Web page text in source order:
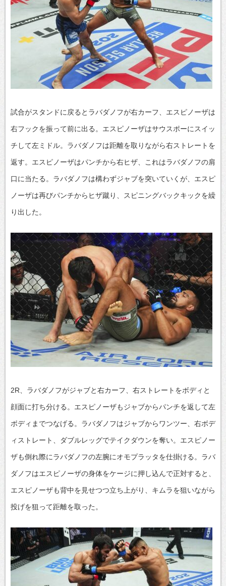
試合がスタンドに戻るとラバダノフが右カーフ、エスピノーザは
右フックを振って前に出る。エスピノーザはサウスポーにスイッ
チして左ミドル。ラバダノフは距離を取りながら右ストレートを
返す。エスピノーザはパンチから右ヒザ、これはラバダノフの肩
口に当たる。ラバダノフは構わずジャブを突いていくが、エスピ
ノーザは再びパンチからヒザ蹴り、スピニングバックキックを繰
り出した。
2R、ラバダノフがジャブと右カーフ、右ストレートをボディと
顔面に打ち分ける。エスピノーザもジャブからパンチを返して左
ボディまでつなげる。ラバダノフはジャブからワンツー、右ボデ
ィストレート、ダブルレッグでテイクダウンを奪い。エスピノー
ザも倒れ際にラバダノフの左腕にオモプラッタを仕掛ける。ラバ
ダノフはエスピノーザの身体をケージに押し込んで正対すると、
エスピノーザも背中を見せつつ立ち上がり、キムラを狙いながら
投げを狙って距離を取った。